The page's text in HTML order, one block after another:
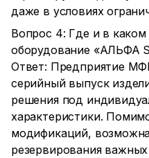
даже в условиях
Вопрос 4: Где и в каком
оборудование «АЛЬФА
Ответ: Предприятие
серийный выпуск
решения под
характеристики.
модификаций,
резервирования